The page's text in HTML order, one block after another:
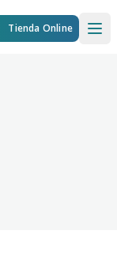
Tienda Online